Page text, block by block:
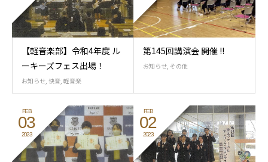
【軽音楽部】令和4年度 ル
ーキーズフェス出場！
お知らせ 快音 軽音楽
第145回講演会 開催 !!
お知らせ その他
FEB
03
2023
FEB
02
2023